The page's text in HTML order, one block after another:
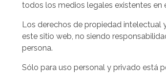
todos los medios legales existentes
Los derechos de propiedad intelectual
este sitio web, no siendo
persona.
Sólo para uso personal y privado está